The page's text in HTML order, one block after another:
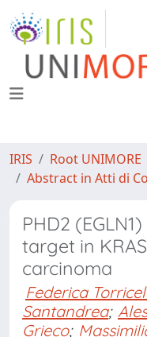
IRIS Root UNIMORE
Abstract in Atti di
PHD2
target in
carcinoma
Federica
Santandrea;
Grieco;